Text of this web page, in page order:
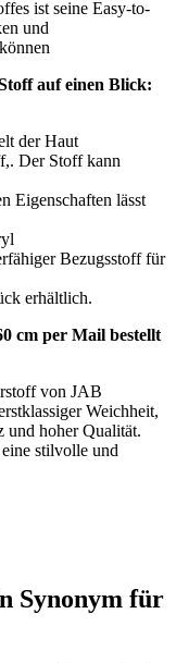
ist seine Easy-to-
und
auf einen Blick:
der Haut
Der Stoff kann
Eigenschaften lässt
Bezugsstoff für
erhältlich.
cm per Mail bestellt
von JAB
Weichheit,
und hoher Qualität.
stilvolle und
Synonym für